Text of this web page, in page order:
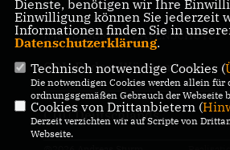
IMPRESSUM DATENSCHUTZ
CDU Baden-Württemberg
CDU Deutschlands
Dienste, benötigen wir Ihre
Einwilligung können Sie jederzeit
Informationen finden Sie in
Datenschutzerklärung.
Technisch notwendige Cookies (
Die notwendigen Cookies werden allein für
ordnungsgemäßen Gebrauch der Webseite
Cookies von Drittanbietern (
Derzeit verzichten wir auf Scripte von
Webseite.